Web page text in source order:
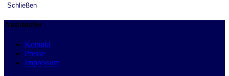
Schließen
Autobutler
Kontakt
Presse
Impressum